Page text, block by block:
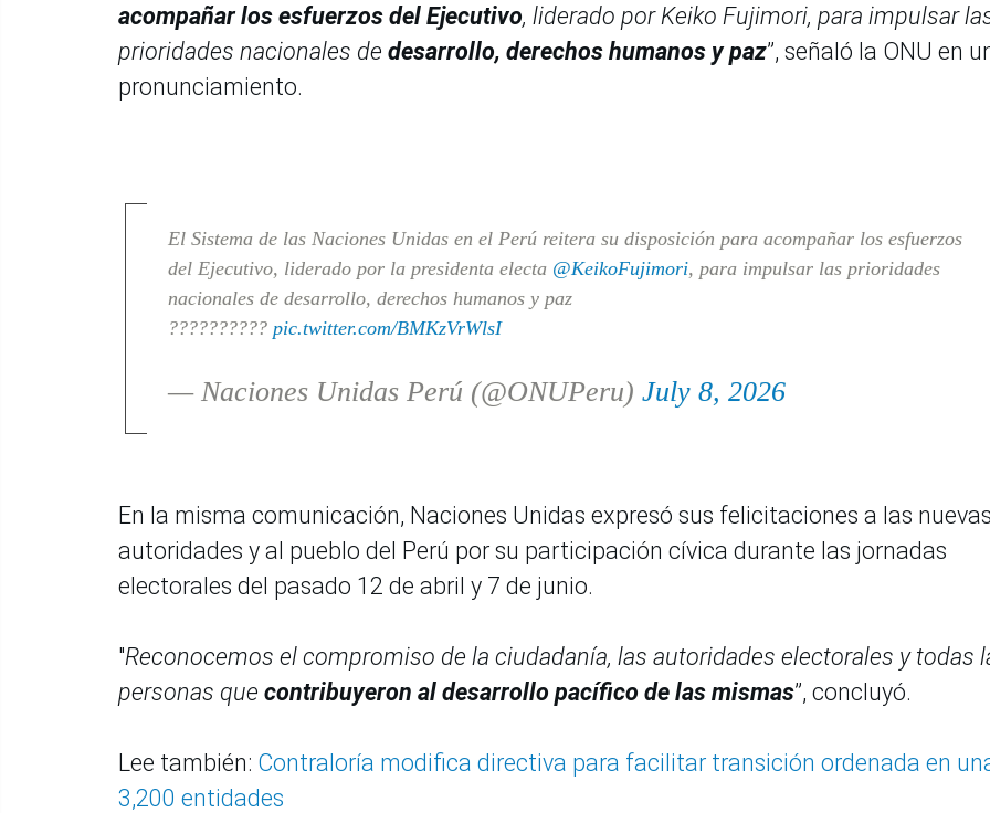
acompañar los esfuerzos del Ejecutivo, liderado por Keiko Fujimori, para impulsar
prioridades nacionales de desarrollo, derechos humanos y paz”, señaló la ONU en
pronunciamiento.
El Sistema de las Naciones Unidas en el Perú reitera su disposición para acompañar los esfuerzos
del Ejecutivo, liderado por la presidenta electa @KeikoFujimori, para impulsar las prioridades
nacionales de desarrollo, derechos humanos y paz
?????????? pic.twitter.com/BMKzVrWlsI
— Naciones Unidas Perú (@ONUPeru) July 8, 2026
En la misma comunicación, Naciones Unidas expresó sus felicitaciones a las
autoridades y al pueblo del Perú por su participación cívica durante las jornadas
electorales del pasado 12 de abril y 7 de junio.
"Reconocemos el compromiso de la ciudadanía, las autoridades electorales y todas
personas que contribuyeron al desarrollo pacífico de las mismas”, concluyó.
Lee también: Contraloría modifica directiva para facilitar transición ordenada en
3,200 entidades